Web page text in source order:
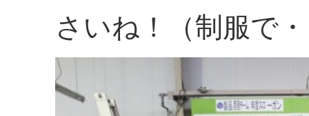
さいね！（制服で